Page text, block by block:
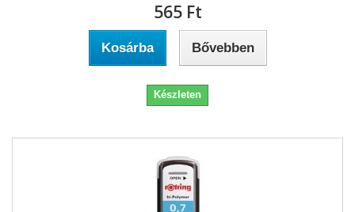
565 Ft‎
Kosárba Bővebben
Készleten